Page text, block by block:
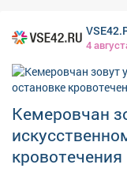
мест для
безопасности
Кузбасса: https://
4
Кемеровчан
кровотечения